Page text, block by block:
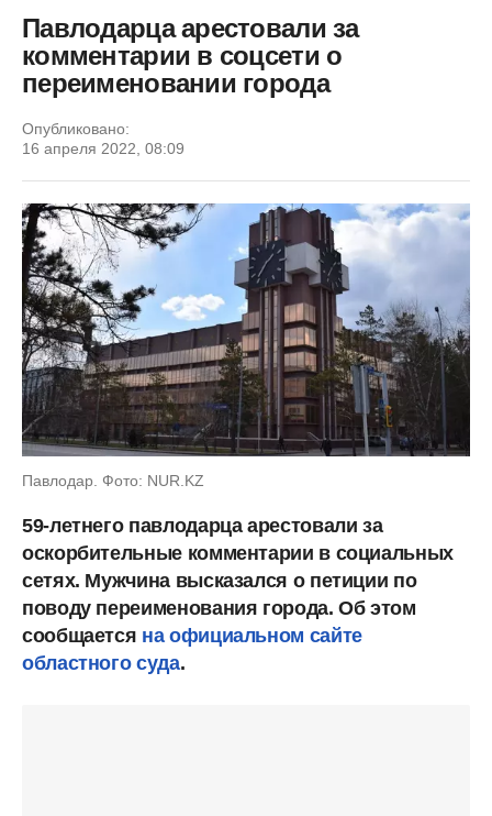
Павлодарца арестовали за
комментарии в соцсети о
переименовании города
Опубликовано:
16 апреля 2022, 08:09
Павлодар. Фото: NUR.KZ
59-летнего павлодарца арестовали за
оскорбительные комментарии в социальных
сетях. Мужчина высказался о петиции по
поводу переименования города. Об этом
сообщается на официальном сайте
областного суда.